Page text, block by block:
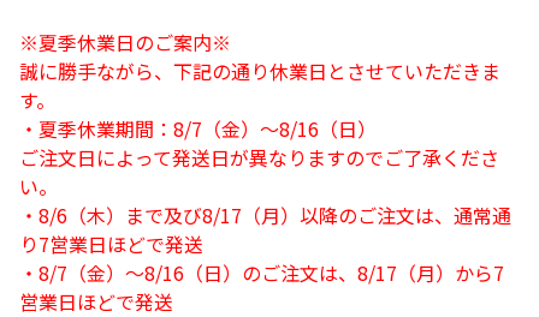
※夏季休業日のご案内※
誠に勝手ながら、下記の通り休業日とさせていただきま
す。
・夏季休業期間：8/7（金）～8/16（日）
ご注文日によって発送日が異なりますのでご了承くださ
い。
・8/6（木）まで及び8/17（月）以降のご注文は、通常通
り7営業日ほどで発送
・8/7（金）～8/16（日）のご注文は、8/17（月）から7
営業日ほどで発送